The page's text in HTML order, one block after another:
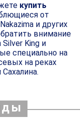
купить
от
и других
внимание
King и
специально на
на реках